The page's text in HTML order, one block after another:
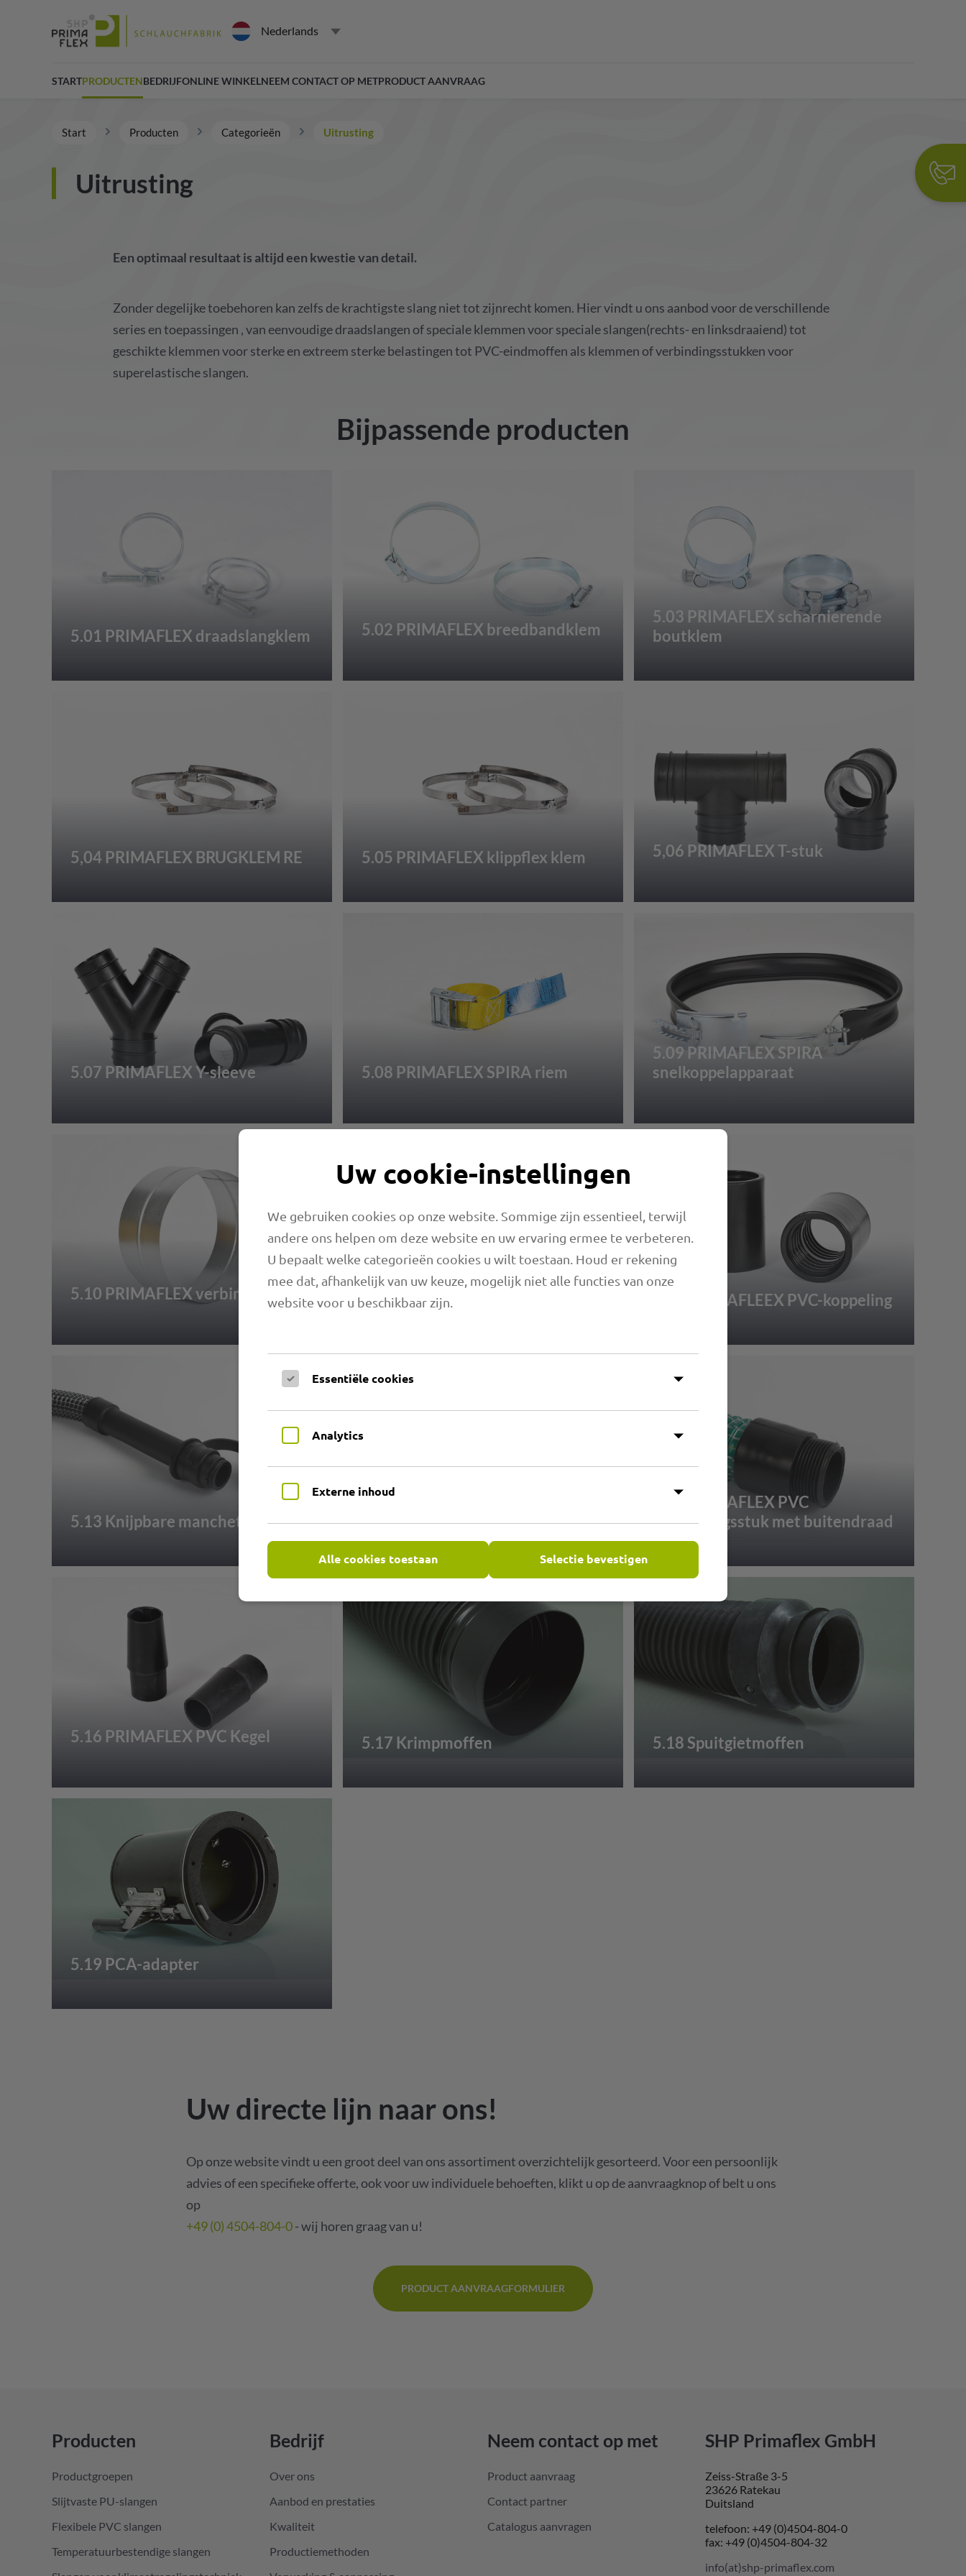
Nederlands
STARTPRODUCTENBEDRIJFONLINE WINKELNEEM CONTACT OP METPRODUCT AANVRAAG
Start Producten Categorieën Uitrusting
Uitrusting
Eenoptimaal resultaatis altijdeen kwestievandetail.
Zonderdegelijketoebehoren kan zelfsdekrachtigsteslangniettot zijnrecht komen. Hiervindt uons aanbodvoordeverschillende
seriesentoepassingen , van eenvoudigedraadslangenofspecialeklemmenvoorspecialeslangen(rechts-en linksdraaiend)tot
geschikteklemmenvoorsterkeen extreem sterkebelastingentot PVC-eindmoffen als klemmenofverbindingsstukkenvoor
superelastischeslangen.
Bijpassende producten
5.01 PRIMAFLEX draadslangklem 5.02 PRIMAFLEX breedbandklem
5.03 PRIMAFLEX scharnierende
boutklem
5,04 PRIMAFLEX BRUGKLEM RE 5.05 PRIMAFLEX klippflex klem 5,06 PRIMAFLEX T-stuk
5.07 PRIMAFLEX Y-sleeve 5.08 PRIMAFLEX SPIRA riem
5.09 PRIMAFLEX SPIRA
snelkoppelapparaat
5.10 PRIMAFLEX verbindingsmof
5.11 PRIMAFLEX PVC
eindverbindingsstuk
5.12 PRIMAFLEEX PVC-koppeling
5.13 Knijpbare manchet
5.14 PRIMAFLEX PVC eindstuk
met deksel en strip
5.15 PRIMAFLEX PVC
verbindingsstuk met buitendraad
5.16 PRIMAFLEX PVC Kegel 5.17 Krimpmoffen 5.18 Spuitgietmoffen
5.19 PCA-adapter
Uw directe lijn naar ons!
Op onze website vindt u een groot deel van ons assortiment overzichtelijk gesorteerd. Voor een persoonlijk
advies of een specifieke offerte, ook voor uw individuele behoeften, klikt u op de aanvraagknop of belt u ons
op
+49 (0) 4504-804-0- wij horen graag van u!
PRODUCT AANVRAAGFORMULIER
Producten
Productgroepen
Slijtvaste PU-slangen
Flexibele PVC slangen
Temperatuurbestendige slangen
Bedrijf
Over ons
Aanbod en prestaties
Kwaliteit
Productiemethoden
Neem contact op met
Product aanvraag
Contact partner
Catalogus aanvragen
SHP Primaflex GmbH
Zeiss-Straße 3-5
23626 Ratekau
Duitsland
telefoon: +49 (0)4504-804-0
fax: +49 (0)4504-804-32
info(at)shp-primaflex.com
Uw cookie-instellingen
We gebruiken cookies op onze website. Sommige zijn essentieel, terwijl
andere ons helpen om deze website en uw ervaring ermee te verbeteren.
U bepaalt welke categorieën cookies u wilt toestaan. Houd er rekening
mee dat, afhankelijk van uw keuze, mogelijk niet alle functies van onze
website voor u beschikbaar zijn.
Essentiële cookies
Analytics
Externe inhoud
Alle cookies toestaan Selectie bevestigen